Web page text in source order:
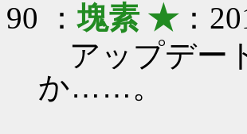
90 ：塊素 ★：
アップデー
か……。